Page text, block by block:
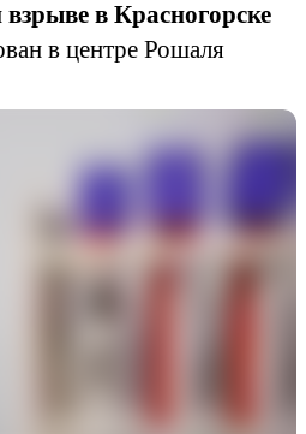
в Красногорске
в центре Рошаля